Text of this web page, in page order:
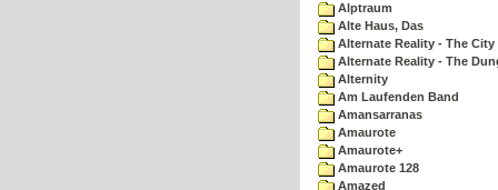
Alptraum
Alte Haus, Das
Alternate Reality - The City
Alternate Reality - The
Alternity
Am Laufenden Band
Amansarranas
Amaurote
Amaurote+
Amaurote 128
Amazed